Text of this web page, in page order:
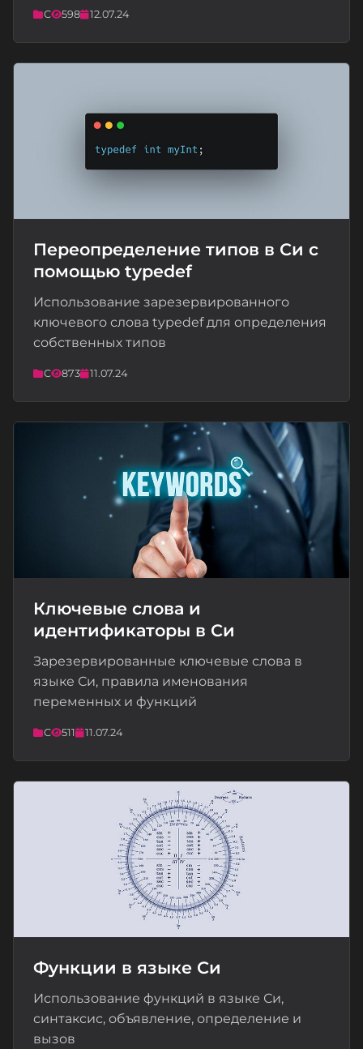
C 598 12.07.24
📝
Переопределение типов в Си с
помощью typedef
Использование зарезервированного
ключевого слова typedef для определения
собственных типов
C 873 11.07.24
📝
Ключевые слова и
идентификаторы в Си
Зарезервированные ключевые слова в
языке Си, правила именования
переменных и функций
C 511 11.07.24
📝
Функции в языке Си
Использование функций в языке Си,
синтаксис, объявление, определение и
вызов